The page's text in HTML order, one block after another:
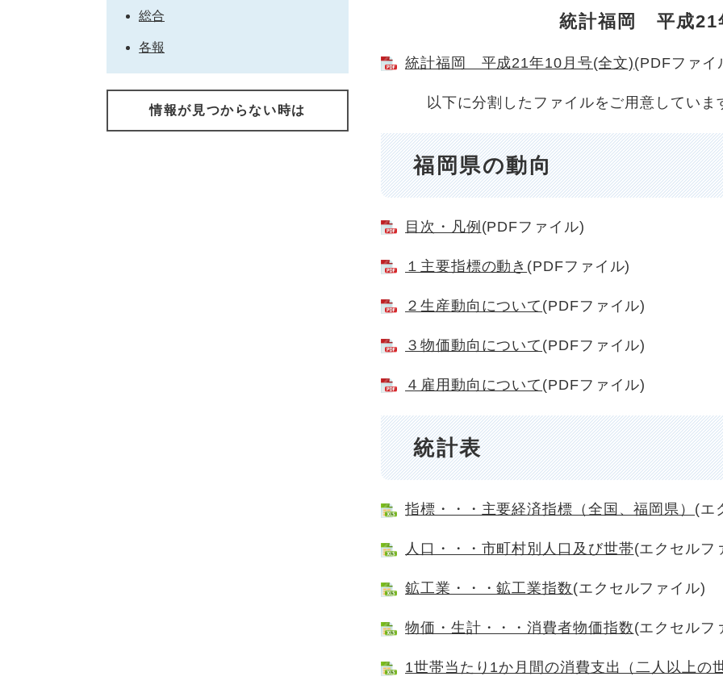
統計福岡 平成21
統計福岡 平成21年10月号(全文)(PDFファイ
以下に分割したファイルをご用意していま
福岡県の動向
目次・凡例 (PDFファイル)
１主要指標の動き (PDFファイル)
２生産動向について (PDFファイル)
３物価動向について (PDFファイル)
４雇用動向について (PDFファイル)
統計表
指標・・・主要経済指標（全国、福岡県） (エ
人口・・・市町村別人口及び世帯(エクセルフ
鉱工業・・・鉱工業指数(エクセルファイル)
物価・生計・・・消費者物価指数(エクセルフ
1世帯当たり1か月間の消費支出（二人以上の
総合
各報
情報が見つからない時は